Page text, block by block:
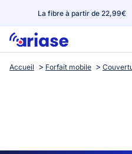
La fibre à partir de 22,99€
Box internet
Accueil Forfait mobile